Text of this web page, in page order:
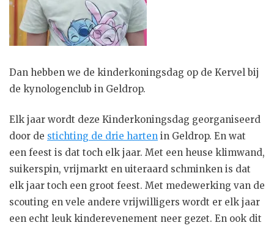
Dan hebben we de kinderkoningsdag op de Kervel bij
de kynologenclub in Geldrop.
Elk jaar wordt deze Kinderkoningsdag georganiseerd
door de stichting de drie harten in Geldrop. En wat
een feest is dat toch elk jaar. Met een heuse klimwand,
suikerspin, vrijmarkt en uiteraard schminken is dat
elk jaar toch een groot feest. Met medewerking van de
scouting en vele andere vrijwilligers wordt er elk jaar
een echt leuk kinderevenement neer gezet. En ook dit